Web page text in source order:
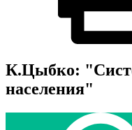
К.Цыбко:
населения"